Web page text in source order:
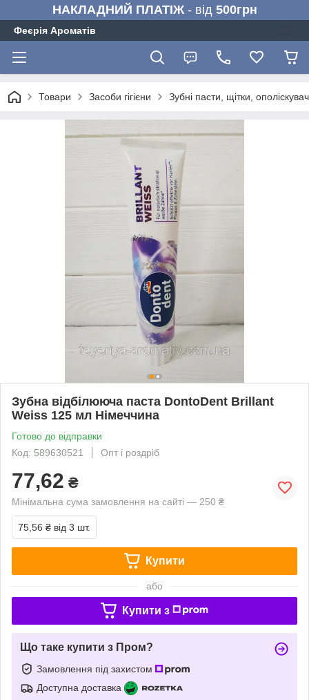
НАКЛАДНИЙ ПЛАТІЖ- від 500грн
Феєрія Ароматів
Товари Засоби гігієни Зубні пасти, щітки,
Зубна відбілююча паста DontoDent Brillant
Weiss 125 мл Німеччина
Готово до відправки
Код: 589630521
Опт і роздріб
77,62 ₴
Мінімальна сума замовлення на сайті — 250 ₴
75,56 ₴ від 3 шт.
Купити
або
Купити з
Що таке купити з Пром?
Замовлення під захистом
Доступна доставка